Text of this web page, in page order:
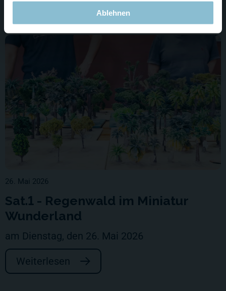
Ablehnen
26. Mai 2026
Sat.1 - Regenwald im Miniatur
Wunderland
am Dienstag, den 26. Mai 2026
Weiterlesen